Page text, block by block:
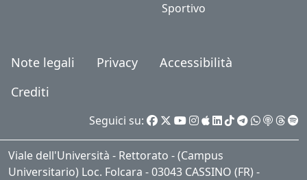
Sportivo
Note legali Privacy
Accessibilità
Crediti
Seguici su:
Viale dell'Università - Rettorato - (Campus
Universitario) Loc. Folcara - 03043 CASSINO (FR) -